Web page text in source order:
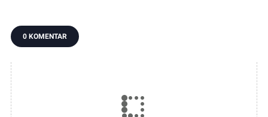
0 KOMENTAR